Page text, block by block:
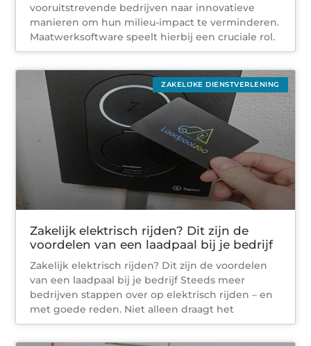
vooruitstrevende bedrijven naar innovatieve
manieren om hun milieu-impact te verminderen.
Maatwerksoftware speelt hierbij een cruciale rol.
ZAKELIJKE DIENSTVERLENING
Zakelijk elektrisch rijden? Dit zijn de
voordelen van een laadpaal bij je bedrijf
Zakelijk elektrisch rijden? Dit zijn de voordelen
van een laadpaal bij je bedrijf Steeds meer
bedrijven stappen over op elektrisch rijden – en
met goede reden. Niet alleen draagt het